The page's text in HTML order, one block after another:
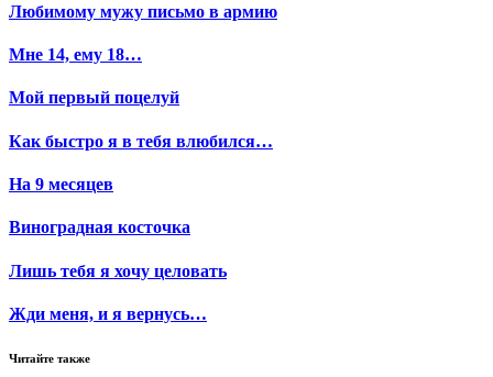
Любимому мужу письмо в армию
Мне 14, ему 18…
Мой первый поцелуй
Как быстро я в тебя влюбился…
На 9 месяцев
Виноградная косточка
Лишь тебя я хочу целовать
Жди меня, и я вернусь…
Читайте также